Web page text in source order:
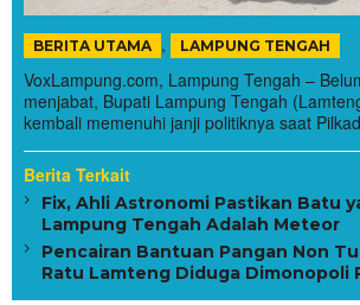
BERITA UTAMA , LAMPUNG TENGAH
VoxLampung.com, Lampung Tengah –
menjabat, Bupati Lampung Tengah
kembali memenuhi janji politiknya saat
Berita Terkait
Fix, Ahli Astronomi Pastikan Batu
Lampung Tengah Adalah Meteor
Pencairan Bantuan Pangan Non
Ratu Lamteng Diduga Dimonopoli